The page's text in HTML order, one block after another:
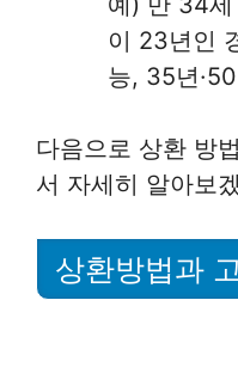
이 23년인
능, 35년
다음으로 상환 방
서 자세히 알아보
상환방법과